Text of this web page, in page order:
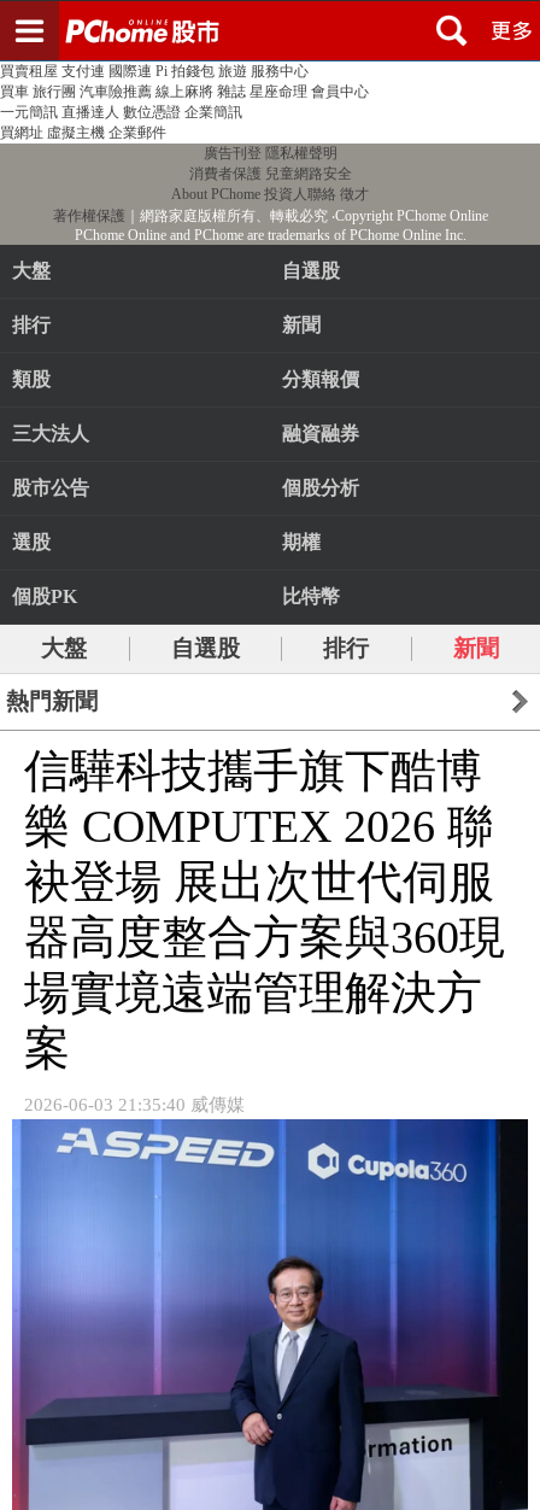
PChome首頁 線上購物 24h購物 書店
買賣租屋 支付連 國際連 Pi 拍錢包 旅遊 服務中心
買車 旅行團 汽車險推薦 線上麻將 雜誌 星座命理 會員中心
一元簡訊 直播達人 數位憑證 企業簡訊
買網址 虛擬主機 企業郵件
廣告刊登 隱私權聲明
消費者保護 兒童網路安全
About PChome 投資人聯絡 徵才
著作權保護 ｜網路家庭版權所有、轉載必究‧Copyright PChome Online
PChome Online and PChome are trademarks of PChome Online Inc.
大盤 自選股
排行 新聞
類股 分類報價
三大法人 融資融券
股市公告 個股分析
選股 期權
個股PK 比特幣
大盤 自選股 排行 新聞
熱門新聞
信驊科技攜手旗下酷博
樂 COMPUTEX 2026 聯
袂登場 展出次世代伺服
器高度整合方案與360現
場實境遠端管理解決方
案
2026-06-03 21:35:40 威傳媒